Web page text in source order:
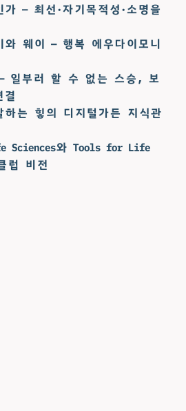
가 — 최선·자기목적성·소명을
와 웨이 — 행복 에우다이모니
일부러 할 수 없는 스승, 보
결
하는 힣의 디지털가든 지식관
Sciences와 Tools for Life
럽 비전